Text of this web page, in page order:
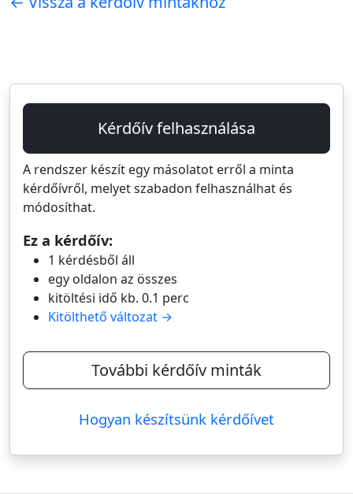
Kérdőív felhasználása
A rendszer készít egy másolatot erről a minta
kérdőívről, melyet szabadon felhasználhat és
módosíthat.
Ez a kérdőív:
1 kérdésből áll
egy oldalon az összes
kitöltési idő kb. 0.1 perc
Kitölthető változat →
További kérdőív minták
Hogyan készítsünk kérdőívet